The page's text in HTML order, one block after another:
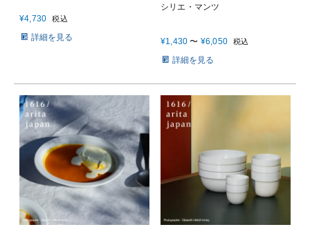
¥4,730 税込
詳細を見る
シリエ・マンツ
¥1,430 〜 ¥6,050 税込
詳細を見る